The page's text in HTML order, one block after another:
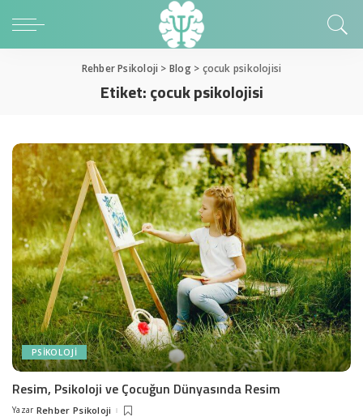
Rehber Psikoloji > Blog> çocuk psikolojisi
Etiket:çocuk psikolojisi
PSIKOLOJI
Resim, Psikoloji ve Çocuğun Dünyasında Resim
Posted
Yazar Rehber Psikoloji